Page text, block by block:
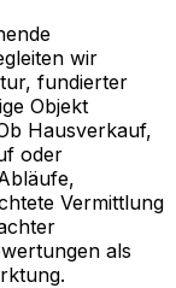
wir
fundierter
Objekt
Hausverkauf,
oder
Vermittlung
als